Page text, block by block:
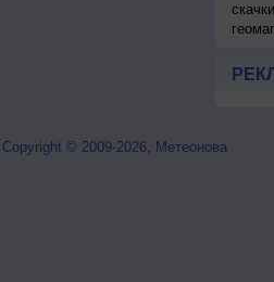
Copyright © 2009-2026, Метеонова